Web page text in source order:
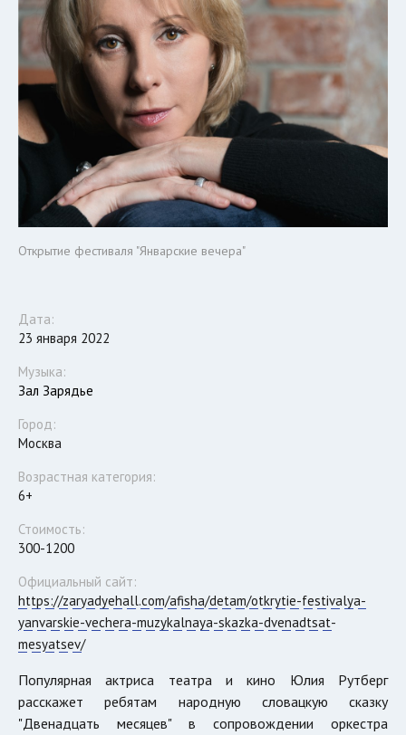
Открытие фестиваля "Январские вечера"
Дата:
23 января 2022
Музыка:
Зал Зарядье
Город:
Москва
Возрастная категория:
6+
Стоимость:
300-1200
Официальный сайт:
https://zaryadyehall.com/afisha/detam/otkrytie-festivalya-
yanvarskie-vechera-muzykalnaya-skazka-dvenadtsat-
mesyatsev/
Популярная актриса театра и кино Юлия Рутберг
расскажет ребятам народную словацкую сказку
"Двенадцать месяцев" в сопровождении оркестра